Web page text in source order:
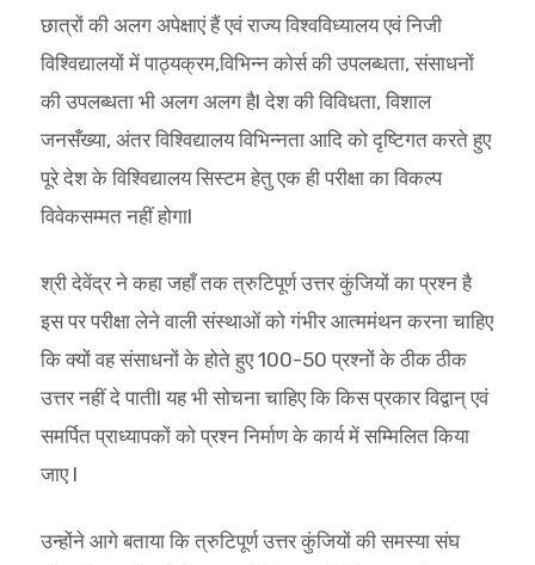
छात्रों की अलग अपेक्षाएं हैं एवं राज्य विश्वविध्यालय एवं निजी
विश्विद्यालयों में पाठ्यक्रम,विभिन्न कोर्स की उपलब्धता, संसाधनों
की उपलब्धता भी अलग अलग हैI देश की विविधता, विशाल
जनसँख्या, अंतर विश्विद्यालय विभिन्नता आदि को दृष्टिगत करते हुए
पूरे देश के विश्विद्यालय सिस्टम हेतु एक ही परीक्षा का विकल्प
विवेकसम्मत नहीं होगाI
श्री देवेंद्र ने कहा जहाँ तक त्रुटिपूर्ण उत्तर कुंजियों का प्रश्न है
इस पर परीक्षा लेने वाली संस्थाओं को गंभीर आत्ममंथन करना चाहिए
कि क्यों वह संसाधनों के होते हुए 100-50 प्रश्नों के ठीक ठीक
उत्तर नहीं दे पातीI यह भी सोचना चाहिए कि किस प्रकार विद्वान् एवं
समर्पित प्राध्यापकों को प्रश्न निर्माण के कार्य में सम्मिलित किया
जाए I
उन्होंने आगे बताया कि त्रुटिपूर्ण उत्तर कुंजियों की समस्या संघ